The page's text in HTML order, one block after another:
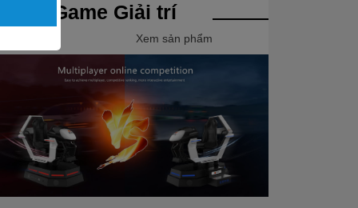
Iti Game Giải trí
Xem sản phẩm